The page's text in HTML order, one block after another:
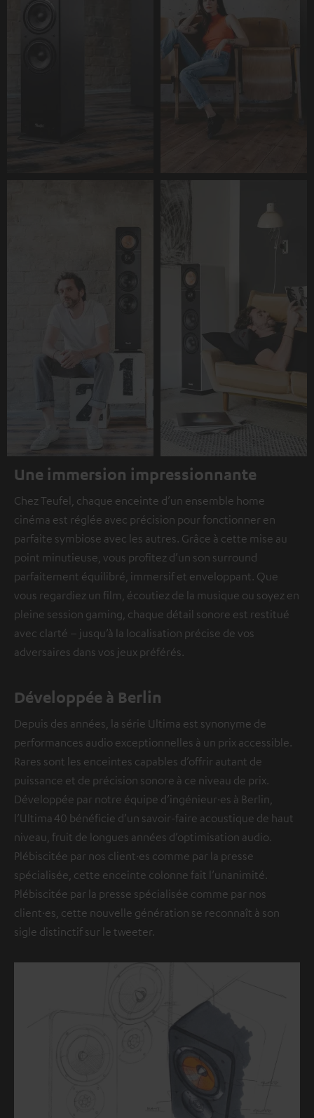
Une immersion impressionnante
Chez Teufel, chaque enceinte d’un ensemble home
cinéma est réglée avec précision pour fonctionner en
parfaite symbiose avec les autres. Grâce à cette mise au
point minutieuse, vous profitez d’un son surround
parfaitement équilibré, immersif et enveloppant. Que
vous regardiez un film, écoutiez de la musique ou soyez en
pleine session gaming, chaque détail sonore est restitué
avec clarté – jusqu’à la localisation précise de vos
adversaires dans vos jeux préférés.
Développée à Berlin
Depuis des années, la série Ultima est synonyme de
performances audio exceptionnelles à un prix accessible.
Rares sont les enceintes capables d’offrir autant de
puissance et de précision sonore à ce niveau de prix.
Développée par notre équipe d’ingénieur·es à Berlin,
l’Ultima 40 bénéficie d’un savoir-faire acoustique de haut
niveau, fruit de longues années d’optimisation audio.
Plébiscitée par nos client·es comme par la presse
spécialisée, cette enceinte colonne fait l’unanimité.
Plébiscitée par la presse spécialisée comme par nos
client·es, cette nouvelle génération se reconnaît à son
sigle distinctif sur le tweeter.